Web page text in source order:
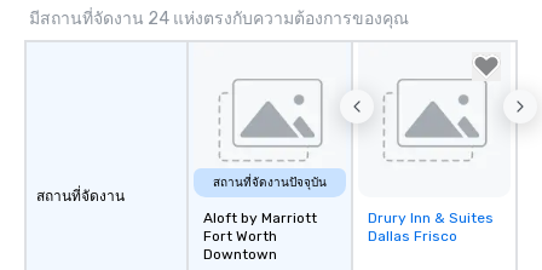
mood for your "I do"
creating a swinging
hour, to providing
for dinner which lead
unforgettable all
Pop Nouveau will be
of the way to make
options available for
and every budget.
มีสถานที่จัดงาน 24 แห่งตรงกับความต้องการของคุณ
สถานที่จัดงาน
สถานที่จัดงานปัจจุบัน
Aloft by Marriott
Fort Worth
Downtown
Removed from
favorites
Drury Inn & Suites
Dallas Frisco